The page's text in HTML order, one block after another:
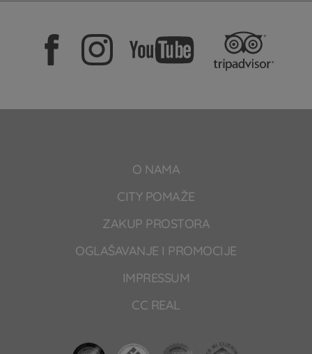
O NAMA
CITY POMAŽE
ZAKUP PROSTORA
OGLAŠAVANJE I PROMOCIJE
IMPRESSUM
CC REAL